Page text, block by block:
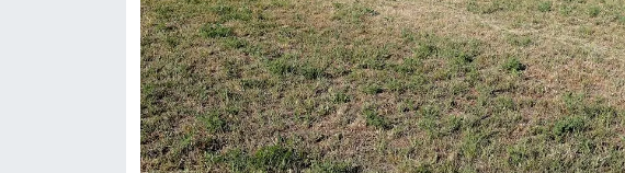
Resmi İlanlar
RÖPORTAJ